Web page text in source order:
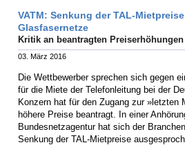
VATM: Senkung der TAL-
Glasfasernetze
Kritik an beantragten
03. März 2016
Die Wettbewerber sprechen sich gegen
für die Miete der Telefonleitung bei der
Konzern hat für den Zugang zur »letzten
höhere Preise beantragt. In einer
Bundesnetzagentur hat sich der
Senkung der TAL-Mietpreise